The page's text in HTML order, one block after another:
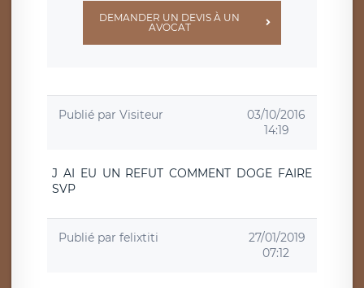
DEMANDER UN DEVIS À UN
AVOCAT
Publié par Visiteur
03/10/2016
14:19
J AI EU UN REFUT COMMENT DOGE FAIRE
SVP
Publié par felixtiti
27/01/2019
07:12